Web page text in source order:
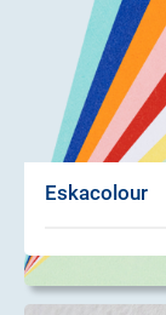
Eskacolour